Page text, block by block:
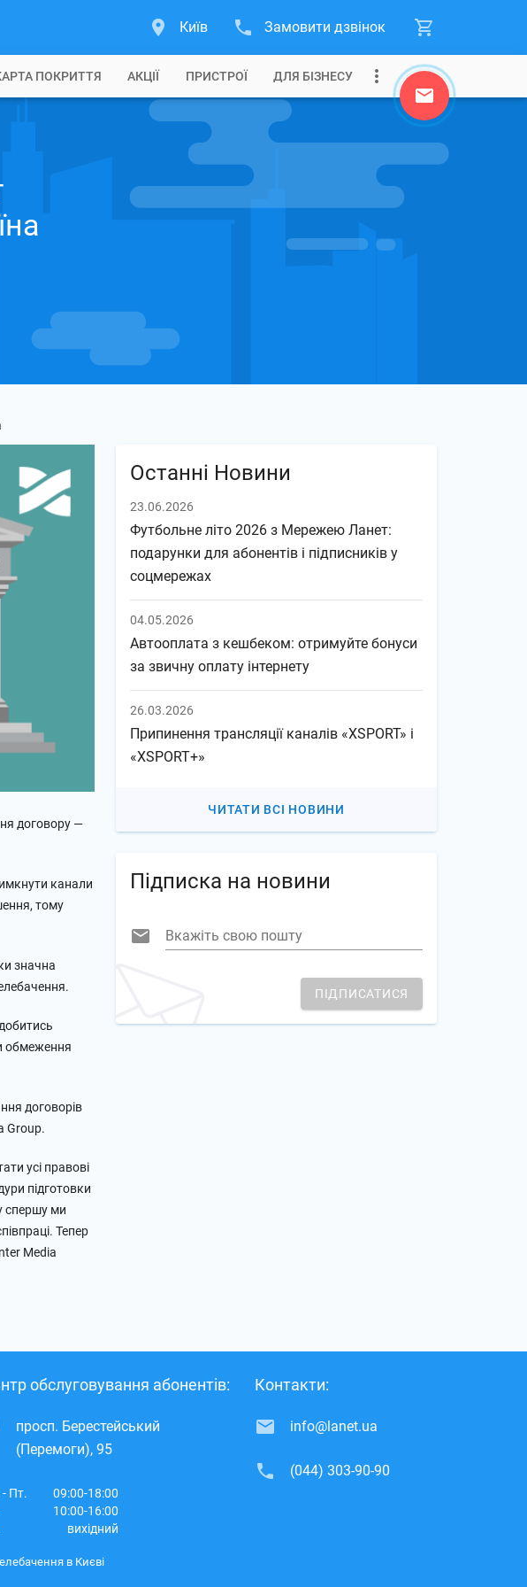
Київ Замовити дзвінок
ПОКРИТТЯ АКЦІЇ ПРИСТРОЇ ДЛЯ БІЗНЕСУ
договору —
канали
тому
значна
обмеження
договорів
Group.
усі правові
підготовки
спершу ми
Тепер
Media
Останні Новини
23.06.2026
Футбольне літо 2026 з Мережею Ланет:
подарунки для абонентів і підписників у
соцмережах
04.05.2026
Автооплата з кешбеком: отримуйте бонуси
за звичну оплату інтернету
26.03.2026
Припинення трансляції каналів «XSPORT» і
«XSPORT+»
ЧИТАТИ ВСІ НОВИНИ
Підписка на новини
Вкажіть свою пошту
ПІДПИСАТИСЯ
в Києві
обслуговування абонентів:
просп. Берестейський
(Перемоги), 95
Пт.
09:00-18:00
10:00-16:00
вихідний
Контакти:
info@lanet.ua
(044) 303-90-90